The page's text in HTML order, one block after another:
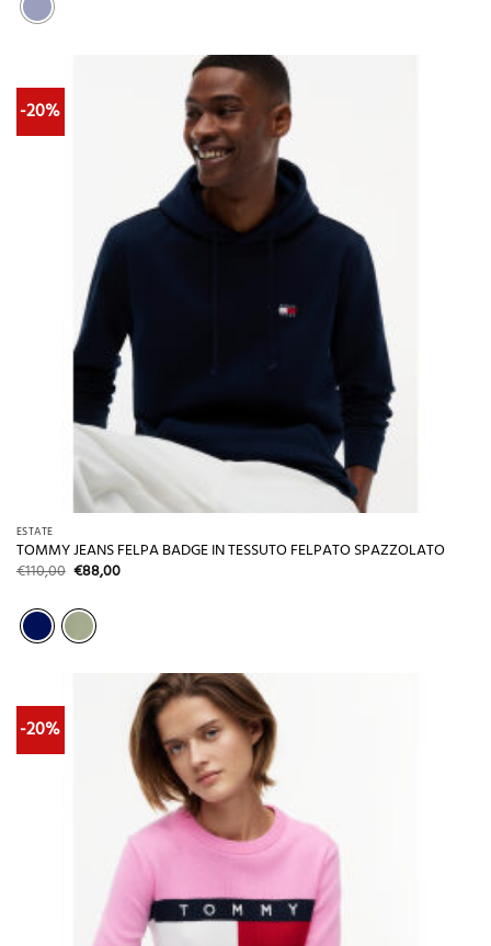
-20%
ESTATE
TOMMY JEANS FELPA BADGE IN TESSUTO FELPATO SPAZZOLATO
€110,00 Il
prezzo
era:
€110,00.
€88,00Il
-20%